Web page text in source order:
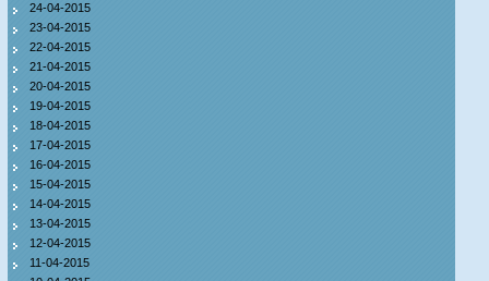
24-04-2015
23-04-2015
22-04-2015
21-04-2015
20-04-2015
19-04-2015
18-04-2015
17-04-2015
16-04-2015
15-04-2015
14-04-2015
13-04-2015
12-04-2015
11-04-2015